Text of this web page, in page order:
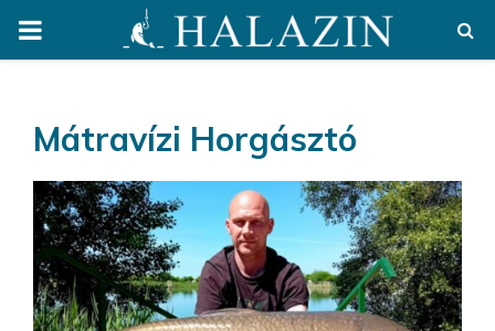
PRIMARY
Mátravízi Horgásztó